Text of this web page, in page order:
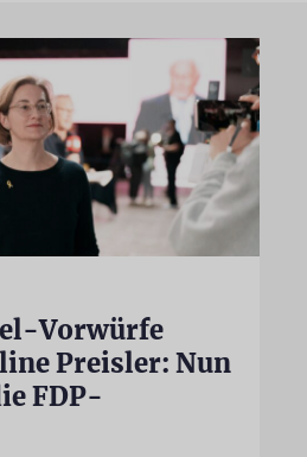
Vorwürfe
Preisler: Nun
FDP-